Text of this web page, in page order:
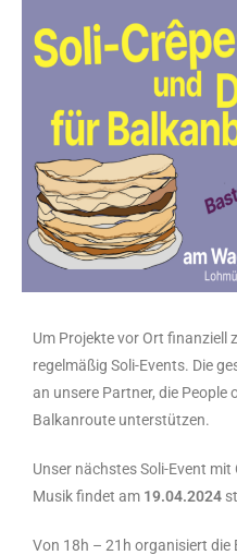
Um Projekte vor Ort finanziell
regelmäßig Soli-Events. Die
an unsere Partner, die People
Balkanroute unterstützen.
Unser nächstes Soli-Event mit
Musik findet am 19.04.2024
Von 18h – 21h organisiert die